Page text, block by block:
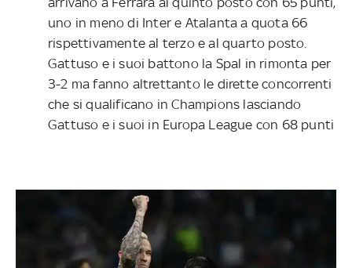
uno in meno di Inter e Atalanta a quota 66
rispettivamente al terzo e al quarto posto.
Gattuso e i suoi battono la Spal in rimonta per
3-2 ma fanno altrettanto le dirette concorrenti
che si qualificano in Champions lasciando
Gattuso e i suoi in Europa League con 68 punti